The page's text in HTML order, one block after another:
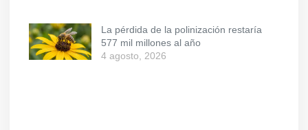
La pérdida de la polinización restaría
577 mil millones al año
4 agosto, 2026